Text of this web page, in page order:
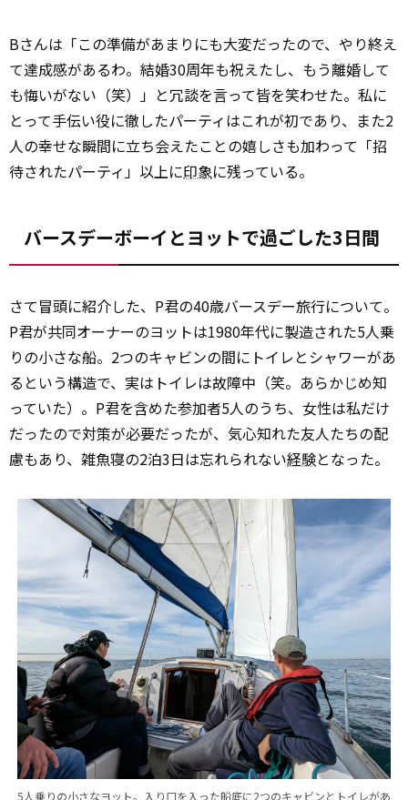
Bさんは「この準備があまりにも大変だったので、やり終え
て達成感があるわ。結婚30周年も祝えたし、もう離婚して
も悔いがない（笑）」と冗談を言って皆を笑わせた。私に
とって手伝い役に徹したパーティはこれが初であり、また2
人の幸せな瞬間に立ち会えたことの嬉しさも加わって「招
待されたパーティ」以上に印象に残っている。
バースデーボーイとヨットで過ごした3日間
さて冒頭に紹介した、P君の40歳バースデー旅行について。
P君が共同オーナーのヨットは1980年代に製造された5人乗
りの小さな船。2つのキャビンの間にトイレとシャワーがあ
るという構造で、実はトイレは故障中（笑。あらかじめ知
っていた）。P君を含めた参加者5人のうち、女性は私だけ
だったので対策が必要だったが、気心知れた友人たちの配
慮もあり、雑魚寝の2泊3日は忘れられない経験となった。
5人乗りの小さなヨット。入り口を入った船底に2つのキャビンとトイレがあ